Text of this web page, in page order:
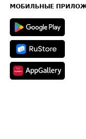
Техническая информация
МОБИЛЬНЫЕ